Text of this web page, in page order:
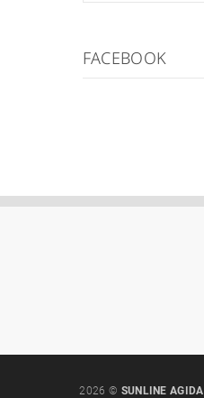
FACEBOOK
2026 © SUNLINE AGIDA